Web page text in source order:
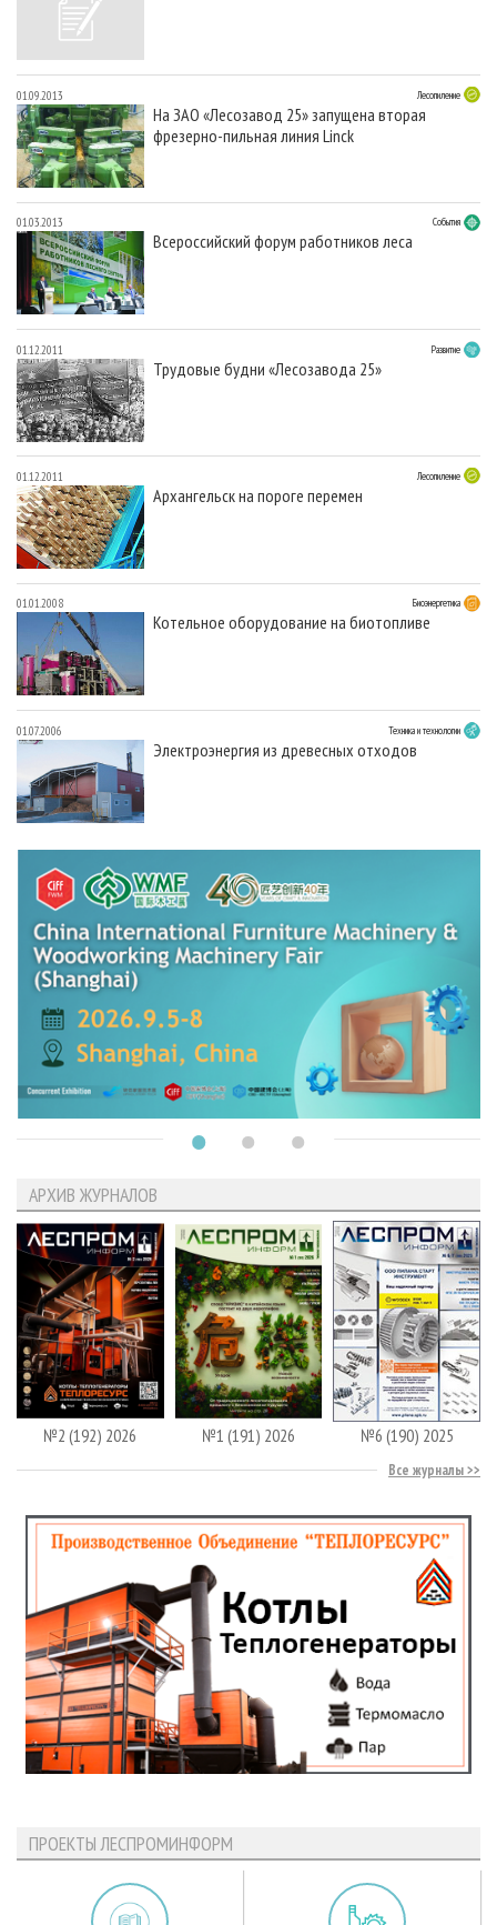
01.09.2013 Лесопиление
На ЗАО «Лесозавод 25» запущена вторая
фрезерно-пильная линия Linck
01.03.2013 События
Всероссийский форум работников леса
01.12.2011 Развитие
Трудовые будни «Лесозавода 25»
01.12.2011 Лесопиление
Архангельск на пороге перемен
01.01.2008 Биоэнергетика
Котельное оборудование на биотопливе
01.07.2006 Техника и технологии
Электроэнергия из древесных отходов
АРХИВ ЖУРНАЛОВ
№2 (192) 2026 №1 (191) 2026 №6 (190) 2025
Все журналы
ПРОЕКТЫ ЛЕСПРОМИНФОРМ